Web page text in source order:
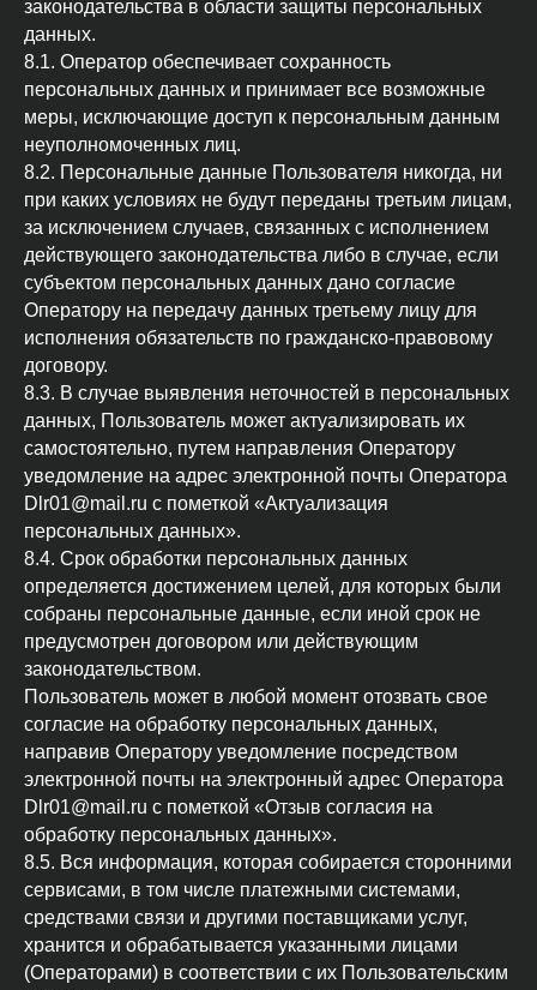
законодательства в области защиты персональных
данных.
8.1. Оператор обеспечивает сохранность
персональных данных и принимает все возможные
меры, исключающие доступ к персональным данным
неуполномоченных лиц.
8.2. Персональные данные Пользователя никогда, ни
при каких условиях не будут переданы третьим лицам,
за исключением случаев, связанных с исполнением
действующего законодательства либо в случае, если
субъектом персональных данных дано согласие
Оператору на передачу данных третьему лицу для
исполнения обязательств по гражданско-правовому
договору.
8.3. В случае выявления неточностей в персональных
данных, Пользователь может актуализировать их
самостоятельно, путем направления Оператору
уведомление на адрес электронной почты Оператора
Dlr01@mail.ru с пометкой «Актуализация
персональных данных».
8.4. Срок обработки персональных данных
определяется достижением целей, для которых были
собраны персональные данные, если иной срок не
предусмотрен договором или действующим
законодательством.
Пользователь может в любой момент отозвать свое
согласие на обработку персональных данных,
направив Оператору уведомление посредством
электронной почты на электронный адрес Оператора
Dlr01@mail.ru с пометкой «Отзыв согласия на
обработку персональных данных».
8.5. Вся информация, которая собирается сторонними
сервисами, в том числе платежными системами,
средствами связи и другими поставщиками услуг,
хранится и обрабатывается указанными лицами
(Операторами) в соответствии с их Пользовательским